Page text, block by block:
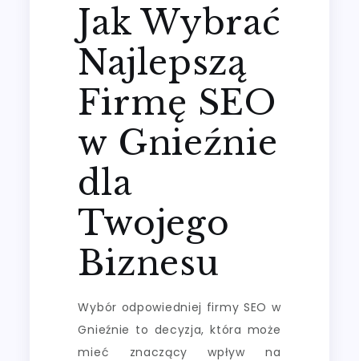
Jak Wybrać
Najlepszą
Firmę SEO
w Gnieźnie
dla
Twojego
Biznesu
Wybór odpowiedniej firmy SEO w
Gnieźnie to decyzja, która może
mieć znaczący wpływ na